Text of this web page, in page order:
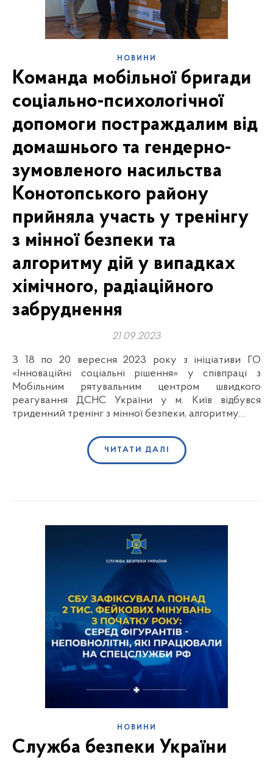
НОВИНИ
Команда мобільної бригади
соціально-психологічної
допомоги постраждалим від
домашнього та гендерно-
зумовленого насильства
Конотопського району
прийняла участь у тренінгу
з мінної безпеки та
алгоритму дій у випадках
хімічного, радіаційного
забруднення
21.09.2023
З 18 по 20 вересня 2023 року з ініціативи ГО
«Інноваційні соціальні рішення» у співпраці з
Мобільним рятувальним центром швидкого
реагування ДСНС України у м. Київ відбувся
триденний тренінг з мінної безпеки, алгоритму…
ЧИТАТИ ДАЛІ
НОВИНИ
Служба безпеки України